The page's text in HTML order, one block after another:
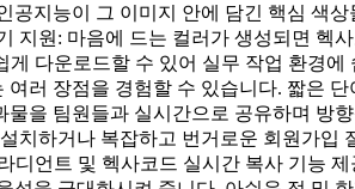
공지능이 그 이미지 안에 담긴 핵심 색
지원: 마음에 드는 컬러가 생성되면 헥
다운로드할 수 있어 실무 작업 환경
러 장점을 경험할 수 있습니다. 짧은
을 팀원들과 실시간으로 공유하며
치하거나 복잡하고 번거로운 회원가
디언트 및 헥사코드 실시간 복사 기능